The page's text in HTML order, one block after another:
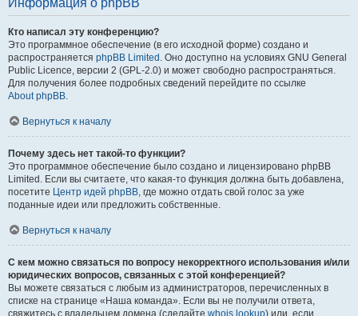
Информация о phpBB
Кто написал эту конференцию?
Это программное обеспечение (в его исходной форме) создано и
распространяется phpBB Limited . Оно доступно на условиях GNU General
Public Licence, версии 2 (GPL-2.0) и может свободно распространяться.
Для получения более подробных сведений перейдите по ссылке
About phpBB.
Вернуться к началу
Почему здесь нет такой-то функции?
Это программное обеспечение было создано и лицензировано phpBB
Limited. Если вы считаете, что какая-то функция должна быть добавлена,
посетите Центр идей phpBB, где можно отдать свой голос за уже
поданные идеи или предложить собственные.
Вернуться к началу
С кем можно связаться по вопросу некорректного использования и/или
юридических вопросов, связанных с этой конференцией?
Вы можете связаться с любым из администраторов, перечисленных в
списке на странице «Наша команда». Если вы не получили ответа,
свяжитесь с владельцем домена (сделайте whois lookup) или, если